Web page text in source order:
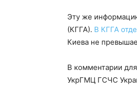
Эту же
(КГГА). В КГГА
Киева не
В комментарии для
УкрГМЦ ГСЧС